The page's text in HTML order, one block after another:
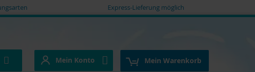
Express-Lieferung möglich
Mein Warenkorb
Mein Konto
Mein Konto